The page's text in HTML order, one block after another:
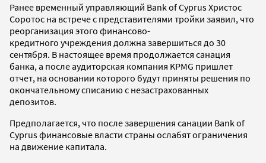
Ранее временный управляющий Bank of Cyprus Христос
Соротос на встрече с представителями тройки заявил, что
реорганизация этого финансово-
кредитного учреждения должна завершиться до 30
сентября. В настоящее время продолжается санация
банка, а после аудиторская компания KPMG пришлет
отчет, на основании которого будут приняты решения по
окончательному списанию с незастрахованных
депозитов.
Предполагается, что после завершения санации Bank of
Cyprus финансовые власти страны ослабят ограничения
на движение капитала.